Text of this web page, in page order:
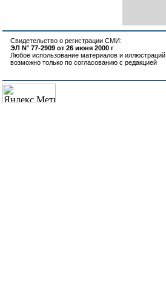
Свидетельство о регистрации СМИ:
ЭЛ N° 77-2909 от 26 июня 2000 г
Любое использование материалов и иллюстраций
возможно только по согласованию с редакцией